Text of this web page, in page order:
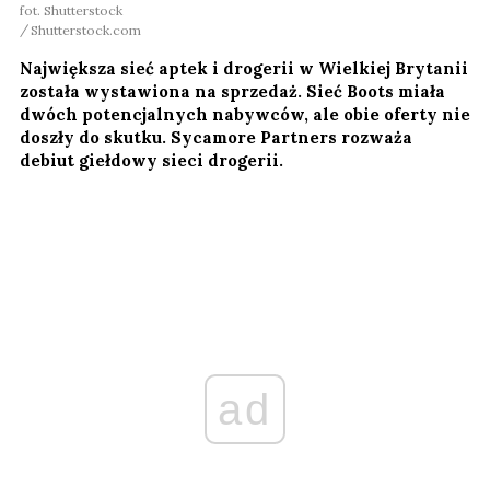
fot. Shutterstock
Shutterstock.com
Największa sieć aptek i drogerii w Wielkiej Brytanii
została wystawiona na sprzedaż. Sieć Boots miała
dwóch potencjalnych nabywców, ale obie oferty nie
doszły do skutku. Sycamore Partners rozważa
debiut giełdowy sieci drogerii.
ad